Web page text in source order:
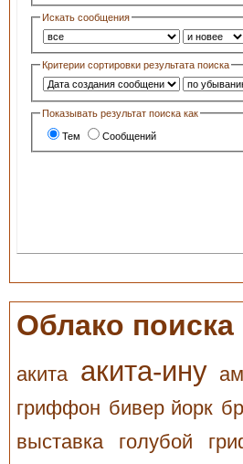
Искать сообщения
Критерии сортировки результата поиска
Показывать результат поиска как
Тем Сообщений
Облако поиска
акита акита-ину
гриффон бивер йорк
выставка
голубой